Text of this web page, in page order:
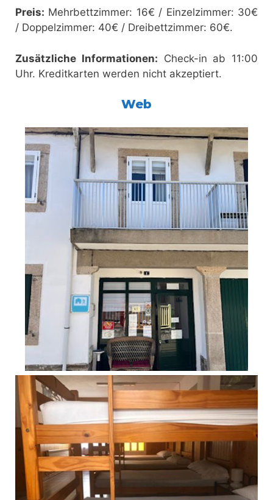
Preis: Mehrbettzimmer: 16€ / Einzelzimmer: 30€
/ Doppelzimmer: 40€ / Dreibettzimmer: 60€.
Zusätzliche Informationen: Check-in ab 11:00
Uhr. Kreditkarten werden nicht akzeptiert.
Web